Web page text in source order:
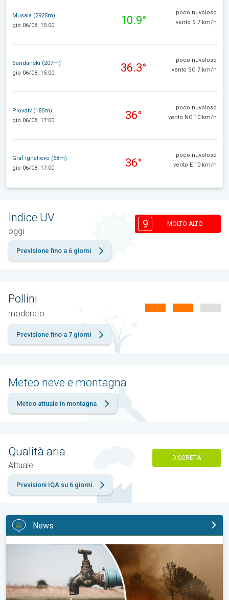
Musala (2925m)
gio 06/08, 15:00
10.9°
poco nuvoloso
vento S 7 km/h
Sandanski (207m)
gio 06/08, 15:00
36.3°
poco nuvoloso
vento SO 7 km/h
Plovdiv (185m)
gio 06/08, 17:00
36°
poco nuvoloso
vento NO 10 km/h
Graf Ignatievo (58m)
gio 06/08, 17:00
36°
poco nuvoloso
vento E 10 km/h
Indice UV
oggi
9 MOLTO ALTO
Previsione fino a 6 giorni
Pollini
moderato
Previsione fino a 7 giorni
Meteo neve e montagna
Meteo attuale in montagna
Qualità aria
Attuale
DISCRETA
Previsioni IQA su 6 giorni
News
Il settentrione italiano entra in crisi idrica. Clima e ambiente. . .